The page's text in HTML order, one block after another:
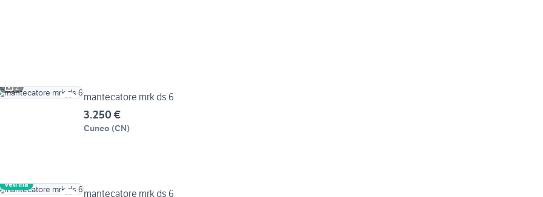
2
mantecatore mrk ds 6
3.250 €
Cuneo (CN)
Vetrina
mantecatore mrk ds 6